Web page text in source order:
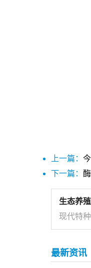
上一篇：
下一篇：
生态养
现代特
最新资讯